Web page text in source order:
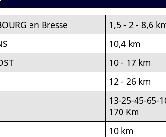
en Bresse
1,5 - 2 - 8,6
10,4 km
10 - 17 km
12 - 26 km
13-25-45-65-
170 Km
10 km